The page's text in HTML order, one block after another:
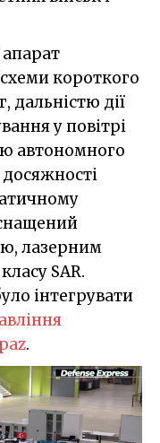
короткого
дальністю дії
у повітрі
автономного
лазерним
SAR.
інтегрувати
.